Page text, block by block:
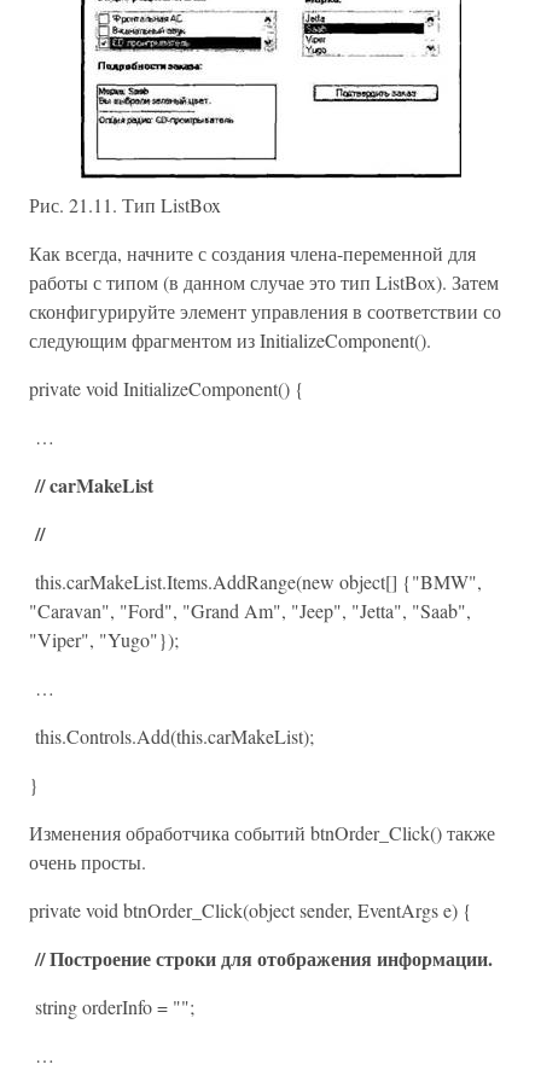
Рис. 21.11. Тип ListBox
Как всегда, начните с создания члена-переменной для
работы с типом (в данном случае это тип ListBox). Затем
сконфигурируйте элемент управления в соответствии со
следующим фрагментом из InitializeComponent().
private void InitializeComponent() {
…
// carMakeList
//
this.carMakeList.Items.AddRange(new object[] {"BMW",
"Caravan", "Ford", "Grand Am", "Jeep", "Jetta", "Saab",
"Viper", "Yugo"});
…
this.Controls.Add(this.carMakeList);
}
Изменения обработчика событий btnOrder_Click() также
очень просты.
private void btnOrder_Click(object sender, EventArgs e) {
// Построение строки для отображения информации.
string orderInfo = "";
…